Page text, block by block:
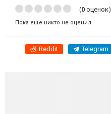
(0 оценок)
Пока еще никто не оценил
Reddit Telegram